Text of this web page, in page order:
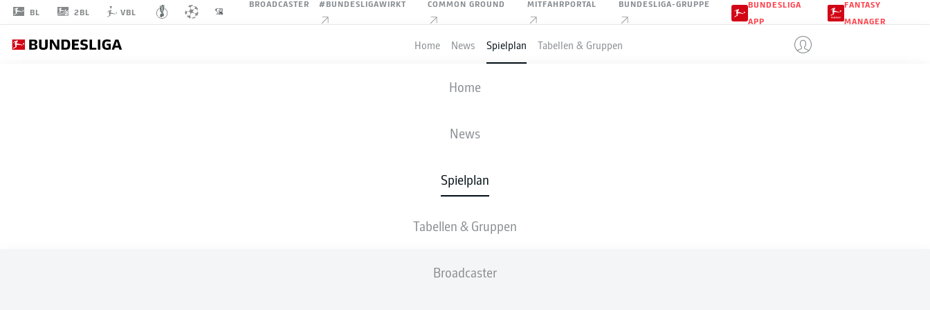
BL 2BL VBL
BROADCASTER #BUNDESLIGAWIRKT COMMON GROUND MITFAHRPORTAL BUNDESLIGA-GRUPPE
BUNDESLIGA
APP
FANTASY
MANAGER
Home News Spielplan Tabellen & Gruppen
Home
News
Spielplan
Tabellen & Gruppen
Broadcaster
FIFA WELTMEISTERSCHAFT
ARGENTINIEN- SCHWEIZ
3
1
1
1